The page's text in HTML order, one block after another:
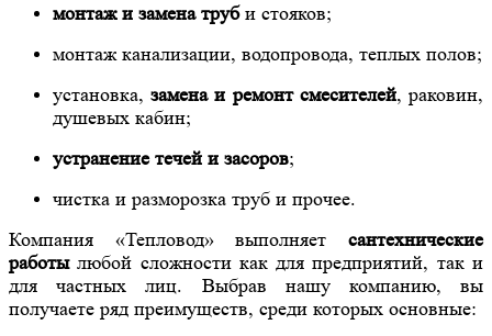
монтаж и замена труби стояков;
монтаж канализации, водопровода, теплых полов;
установка, замена и ремонт смесителей, раковин,
душевых кабин;
устранение течей и засоров;
чистка и разморозка труб и прочее.
Компания «Тепловод» выполняет сантехнические
работылюбой сложности как для предприятий, так и
для частных лиц. Выбрав нашу компанию, вы
получаете ряд преимуществ, среди которых основные: